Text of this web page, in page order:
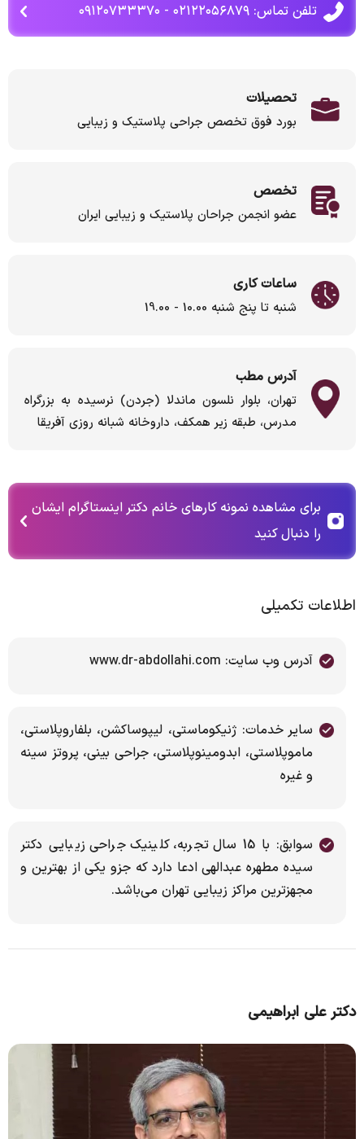
تلفن تماس: ۰۲۱۲۲۰۵۶۸۷۹ - ۰۹۱۲۰۷۳۳۳۷۰
تحصیلات
بورد فوق تخصص جراحی پلاستیک و زیبایی
تخصص
عضو انجمن جراحان پلاستیک و زیبایی ایران
ساعات کاری
شنبه تا پنج شنبه 10.00 - 19.00
آدرس مطب
تهران، بلوار نلسون ماندلا (جردن) نرسیده به بزرگراه
مدرس، طبقه زیر همکف، داروخانه شبانه روزی آفریقا
برای مشاهده نمونه کارهای خانم دکتر اینستاگرام ایشان
را دنبال کنید
اطلاعات تکمیلی
آدرس وب سایت: www.dr-abdollahi.com
سایر خدمات: ژنیکوماستی، لیپوساکشن، بلفاروپلاستی،
ماموپلاستی، ابدومینوپلاستی، جراحی بینی، پروتز سینه
و غیره
سوابق: با 15 سال تجربه، کلینیک جراحی زیبایى دکتر
سیده مطهره عبدالهی ادعا دارد که جزو یکى از بهترین و
مجهزترین مراکز زیبایى تهران مى‌باشد.
دکتر علی ابراهیمی